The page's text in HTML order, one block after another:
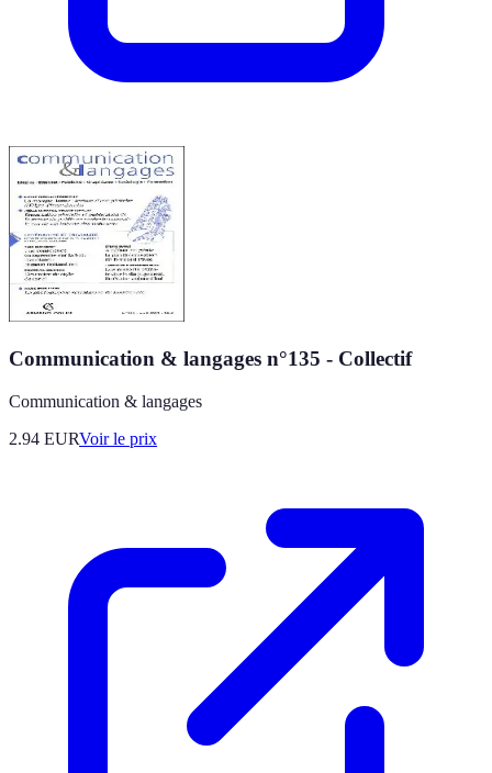
Communication & langages n°135 - Collectif
Communication & langages
2.94 EURVoir le prix